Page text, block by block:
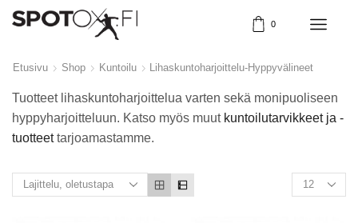
0
Etusivu Shop Kuntoilu Lihaskuntoharjoittelu-Hyppyvälineet
Tuotteet lihaskuntoharjoittelua varten sekä monipuoliseen
hyppyharjoitteluun. Katso myös muut kuntoilutarvikkeet ja -
tuotteettarjoamastamme.